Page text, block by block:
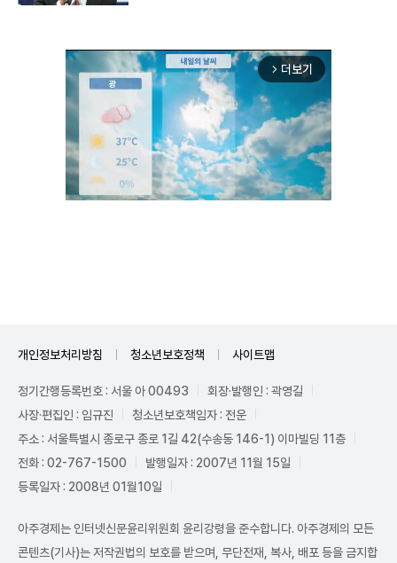
arrow_forward_ios 더보기
개인정보처리방침 청소년보호정책 사이트맵
정기간행등록번호 : 서울 아 00493
회장·발행인 : 곽영길
사장·편집인 : 임규진
청소년보호책임자 : 전운
주소 : 서울특별시 종로구 종로 1길 42(수송동 146-1) 이마빌딩 11층
전화 : 02-767-1500
발행일자 : 2007년 11월 15일
등록일자 : 2008년 01월10일
아주경제는 인터넷신문윤리위원회 윤리강령을 준수합니다. 아주경제의 모든
콘텐츠(기사)는 저작권법의 보호를 받으며, 무단전재, 복사, 배포 등을 금지합